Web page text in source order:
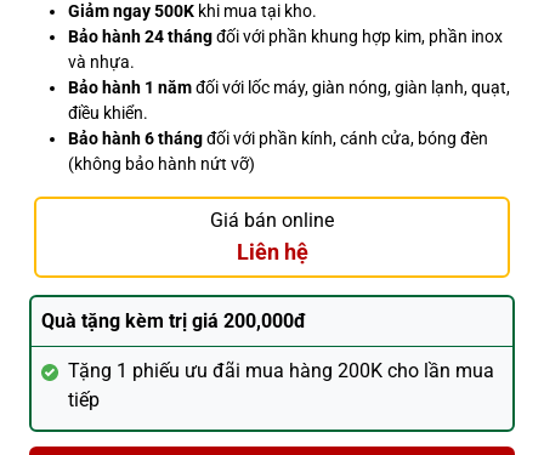
Giảm ngay 500K khi mua tại kho.
Bảo hành 24 thángđối với phần khung hợp kim, phần inox
và nhựa.
Bảo hành 1 nămđối với lốc máy, giàn nóng, giàn lạnh, quạt,
điều khiển.
Bảo hành 6 thángđối với phần kính, cánh cửa, bóng đèn
(không bảo hành nứt vỡ)
Giá bán online
Liên hệ
Quà tặng kèm trị giá 200,000đ
Tặng 1 phiếu ưu đãi mua hàng 200K cho lần mua
tiếp